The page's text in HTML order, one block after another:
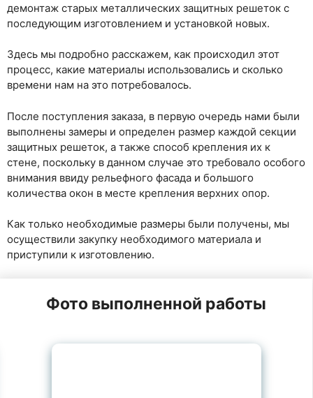
демонтаж старых металлических защитных решеток с
последующим изготовлением и установкой новых.
Здесь мы подробно расскажем, как происходил этот
процесс, какие материалы использовались и сколько
времени нам на это потребовалось.
После поступления заказа, в первую очередь нами были
выполнены замеры и определен размер каждой секции
защитных решеток, а также способ крепления их к
стене, поскольку в данном случае это требовало особого
внимания ввиду рельефного фасада и большого
количества окон в месте крепления верхних опор.
Как только необходимые размеры были получены, мы
осуществили закупку необходимого материала и
приступили к изготовлению.
Фото выполненной работы